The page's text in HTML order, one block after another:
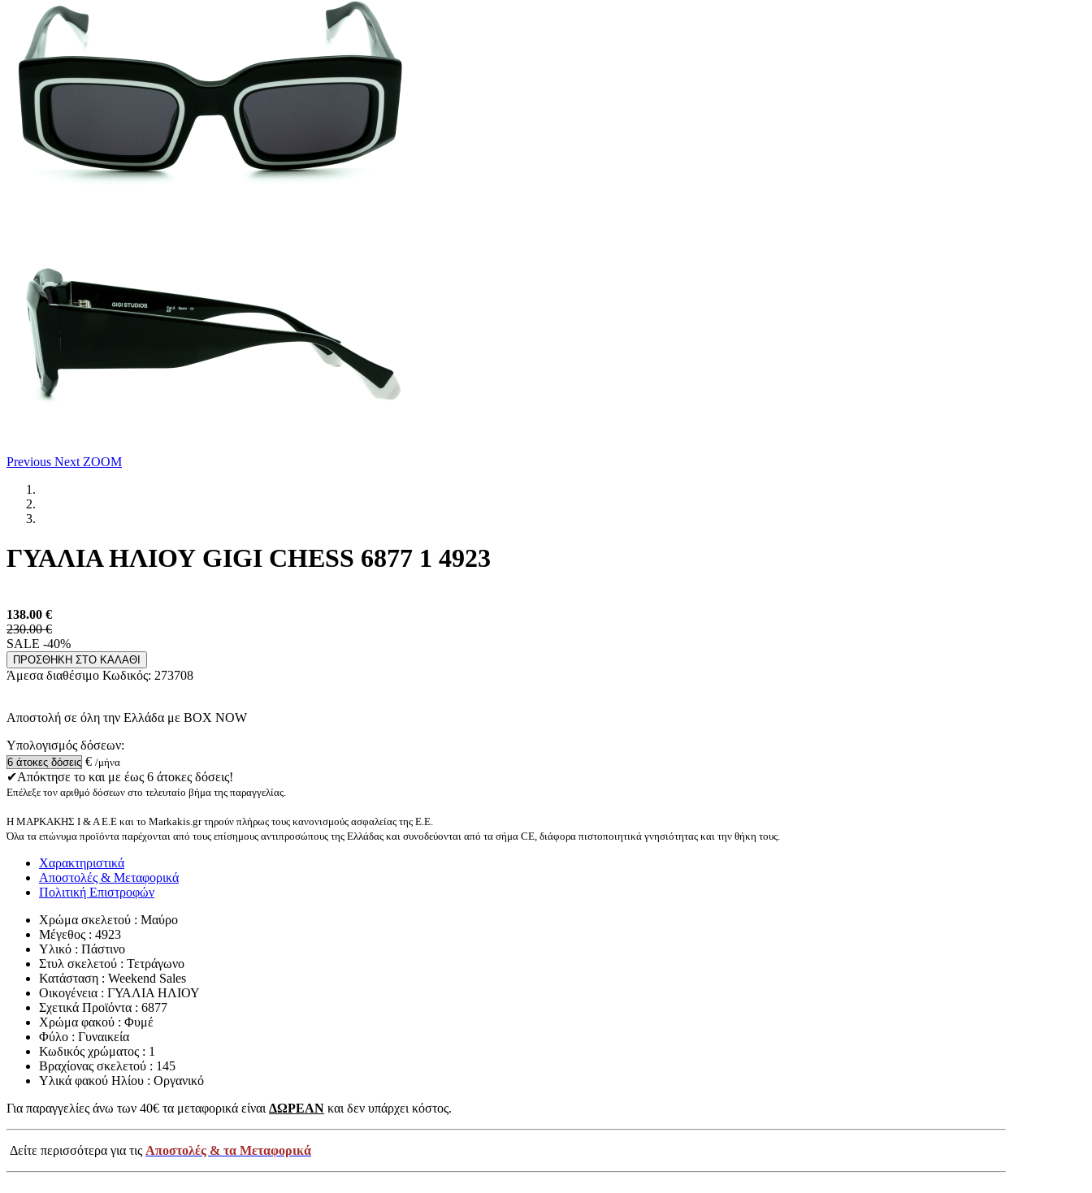
Previous Next ZOOM
ΓΥΑΛΙΑ ΗΛΙΟΥ GIGI CHESS 6877 1 4923
138.00 €
230.00 €
SALE -40%
ΠΡΟΣΘΗΚΗ ΣΤΟ ΚΑΛΑΘΙ
Άμεσα διαθέσιμο Κωδικός: 273708
Αποστολή σε όλη την Ελλάδα με BOX NOW
Υπολογισμός δόσεων:
€ /μήνα
✔Απόκτησε το και με έως 6 άτοκες δόσεις!
Επέλεξε τον αριθμό δόσεων στο τελευταίο βήμα της παραγγελίας.
Η ΜΑΡΚΑΚΗΣ Ι & Α Ε.Ε και το Markakis.gr τηρούν πλήρως τους κανονισμούς ασφαλείας της Ε.Ε.
Όλα τα επώνυμα προϊόντα παρέχονται από τους επίσημους αντιπροσώπους της Ελλάδας και συνοδεύονται από τα σήμα CE, διάφορα πιστοποιητικά γνησιότητας και την θήκη τους.
Χαρακτηριστικά
Αποστολές & Μεταφορικά
Πολιτική Επιστροφών
Χρώμα σκελετού : Μαύρο
Μέγεθος : 4923
Υλικό : Πάστινο
Στυλ σκελετού : Τετράγωνο
Κατάσταση : Weekend Sales
Οικογένεια : ΓΥΑΛΙΑ ΗΛΙΟΥ
Σχετικά Προϊόντα : 6877
Χρώμα φακού : Φυμέ
Φύλο : Γυναικεία
Κωδικός χρώματος : 1
Βραχίονας σκελετού : 145
Υλικά φακού Ηλίου : Οργανικό
Για παραγγελίες άνω των 40€ τα μεταφορικά είναι ΔΩΡΕΑΝ και δεν υπάρχει κόστος.
Δείτε περισσότερα για τις Αποστολές & τα Μεταφορικά